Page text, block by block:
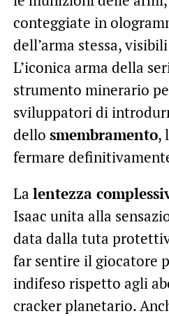
conteggiate in
dell’arma stessa,
L’iconica arma della
strumento minerario
sviluppatori di
dello smembramento,
fermare
La lentezza
Isaac unita alla
data dalla tuta
far sentire il giocatore
indifeso rispetto agli
cracker planetario.